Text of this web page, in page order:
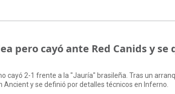
pero cayó ante Red Canids y se
cayó 2-1 frente a la "Jauría" brasileña. Tras un
y se definió por detalles técnicos en Inferno.